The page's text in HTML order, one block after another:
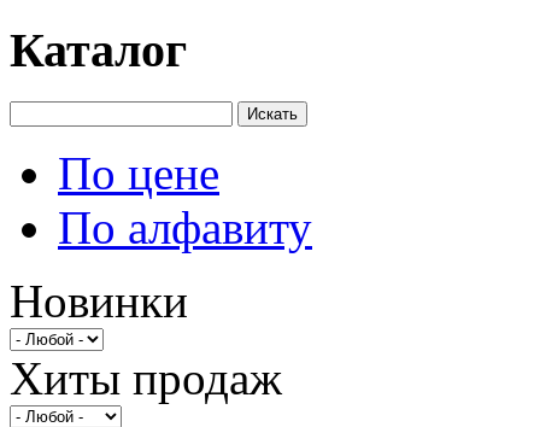
Каталог
Искать
По цене
По алфавиту
Новинки
Хиты продаж